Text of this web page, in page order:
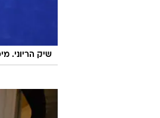
שיק הריוני.